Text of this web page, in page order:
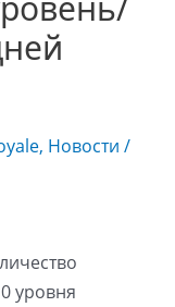
, Новости /
уровня